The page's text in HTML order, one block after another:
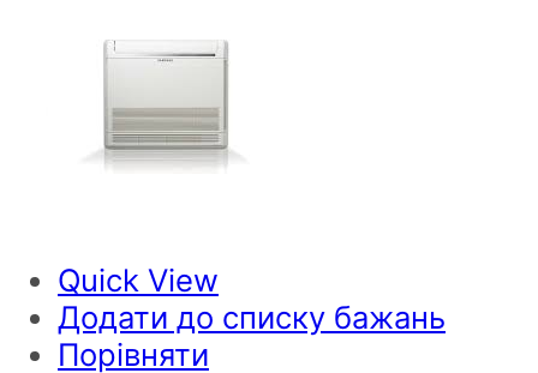
Quick View
Додати до списку бажань
Порівняти